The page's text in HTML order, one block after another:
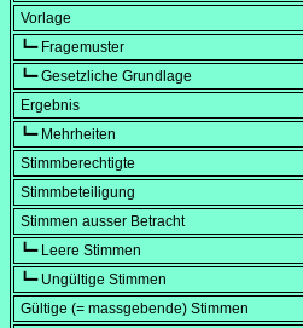
Vorlage
┗━ Fragemuster
┗━ Gesetzliche Grundlage
Ergebnis
┗━ Mehrheiten
Stimmberechtigte
Stimmbeteiligung
Stimmen ausser Betracht
┗━ Leere Stimmen
┗━ Ungültige Stimmen
Gültige (= massgebende) Stimmen